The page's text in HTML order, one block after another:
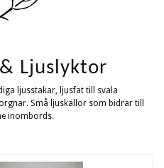
Ljuslyktor
ljusstakar, ljusfat till svala
Små ljuskällor som bidrar till
inombords.